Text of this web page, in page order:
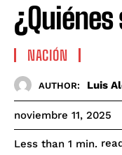
NACIÓN
AUTHOR: Luis
noviembre 11, 2025
Less than 1 min.